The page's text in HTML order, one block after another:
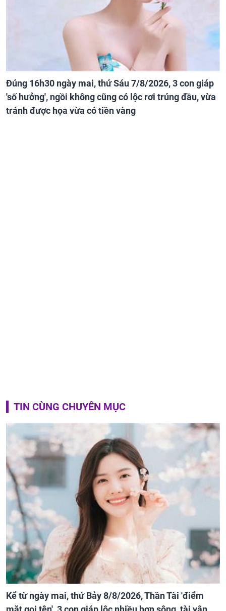
Đúng 16h30 ngày mai, thứ Sáu 7/8/2026, 3 con giáp
'số hưởng', ngồi không cũng có lộc rơi trúng đầu, vừa
tránh được họa vừa có tiền vàng
TIN CÙNG CHUYÊN MỤC
Kể từ ngày mai, thứ Bảy 8/8/2026, Thần Tài 'điểm